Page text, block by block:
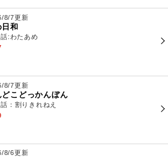
8/7更新
和
:わたあめ
8/7更新
どこどっかんぼん
：割りきれねえ
8/6更新